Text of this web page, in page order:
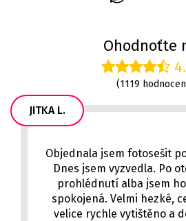
Ohodnoťte
(1119
JITKA L.
Objednala jsem fotosešit
Dnes jsem vyzvedla. Po
prohlédnutí alba jsem
spokojená. Velmi hezké,
velice rychle vytištěno a